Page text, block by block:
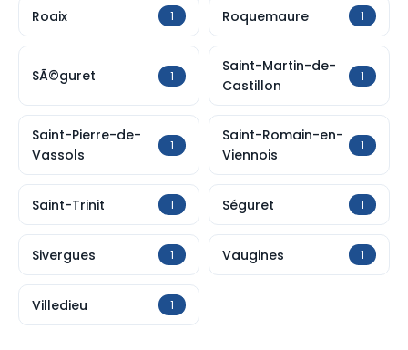
Roaix 1 Roquemaure 1
SÃ©guret 1
Saint-Martin-de-
Castillon
1
Saint-Pierre-de-
Vassols
1
Saint-Romain-en-
Viennois
1
Saint-Trinit 1 Séguret 1
Sivergues 1 Vaugines 1
Villedieu 1